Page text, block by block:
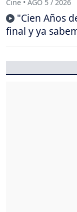
Cine • AGO 5 / 2026
"Cien Años
final y ya